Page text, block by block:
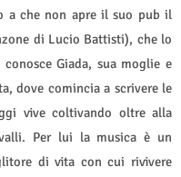
a che non apre il suo pub il
di Lucio Battisti), che lo
Giada, sua moglie e
dove comincia a scrivere le
vive coltivando oltre alla
Per lui la musica è un
di vita con cui rivivere